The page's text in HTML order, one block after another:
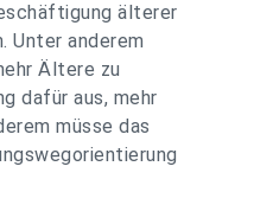
älterer
Unter anderem
Ältere zu
dafür aus, mehr
müsse das